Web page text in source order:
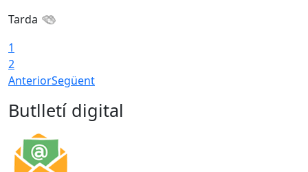
Tarda
1
2
AnteriorSegüent
Butlletí digital